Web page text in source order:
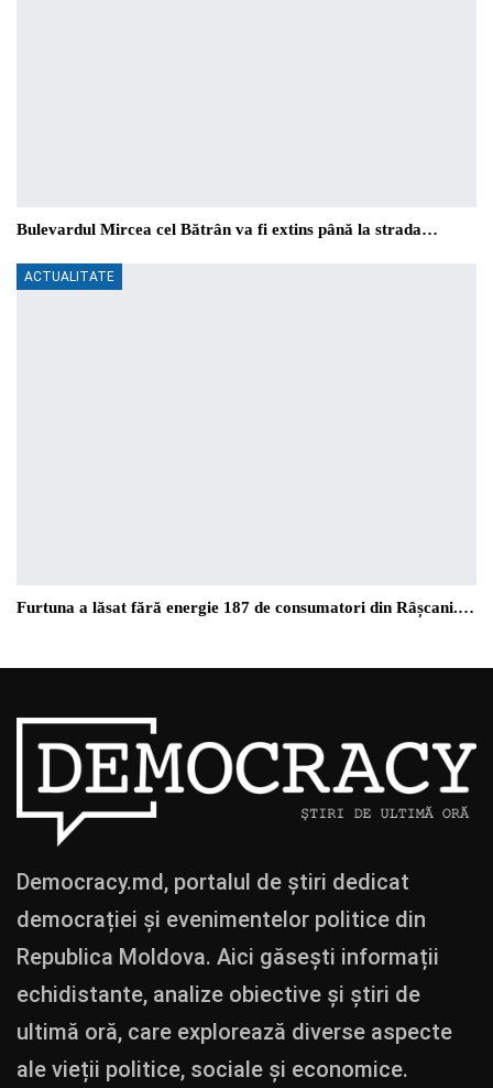
Bulevardul Mircea cel Bătrân va fi extins până la strada…
ACTUALITATE
Furtuna a lăsat fără energie 187 de consumatori din Râșcani.…
Democracy.md, portalul de știri dedicat
democrației și evenimentelor politice din
Republica Moldova. Aici găsești informații
echidistante, analize obiective și știri de
ultimă oră, care explorează diverse aspecte
ale vieții politice, sociale și economice.